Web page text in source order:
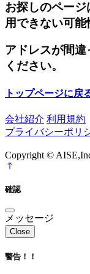
お探しのページ
用できない可能
アドレスが間
ください。
トップページに戻
会社紹介 利用規約
プライバシーポリ
Copyright ©
確認
メッセージ
Close
警告！！